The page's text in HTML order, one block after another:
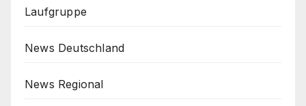
Laufgruppe
News Deutschland
News Regional